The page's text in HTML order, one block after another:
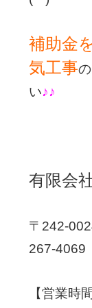
補助金
気工事
い♪♪
有限会
〒242-
267-4069
【営業時